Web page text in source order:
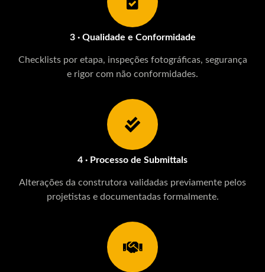
3 · Qualidade e Conformidade
Checklists por etapa, inspeções fotográficas, segurança
e rigor com não conformidades.
4 · Processo de Submittals
Alterações da construtora validadas previamente pelos
projetistas e documentadas formalmente.